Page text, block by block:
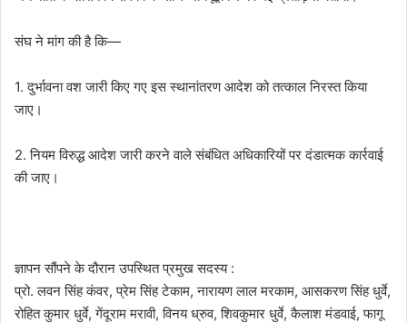
संघ ने मांग की है कि—
1. दुर्भावना वश जारी किए गए इस स्थानांतरण आदेश को तत्काल निरस्त किया
जाए।
2. नियम विरुद्ध आदेश जारी करने वाले संबंधित अधिकारियों पर दंडात्मक कार्रवाई
की जाए।
ज्ञापन सौंपने के दौरान उपस्थित प्रमुख सदस्य :
प्रो. लवन सिंह कंवर, प्रेम सिंह टेकाम, नारायण लाल मरकाम, आसकरण सिंह धुर्वे,
रोहित कुमार धुर्वे, गेंदूराम मरावी, विनय ध्रुव, शिवकुमार धुर्वे, कैलाश मंडवाई, फागू